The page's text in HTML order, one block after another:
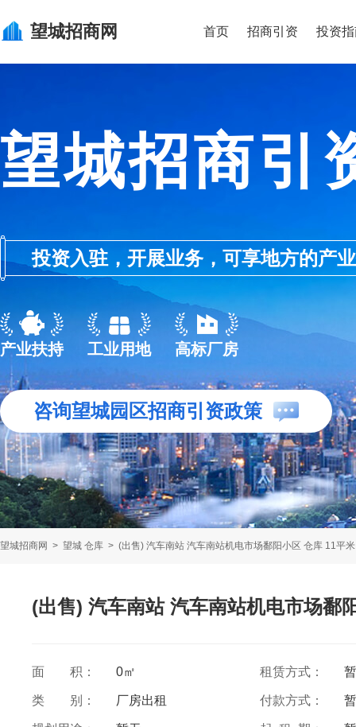
望城招商网 首页 招商引资 投资
望城招商引
投资入驻，开展业务，可享地方的产
产业扶持 工业用地 高标厂房
咨询望城园区招商引资政策
望城招商网 > 望城 仓库 > (出售) 汽车南站 汽车南站机电市场鄱阳小区 仓库 11平米
(出售) 汽车南站 汽车南站机电市场鄱
面 积： 0㎡ 租赁方式：
类 别： 厂房出租 付款方式：